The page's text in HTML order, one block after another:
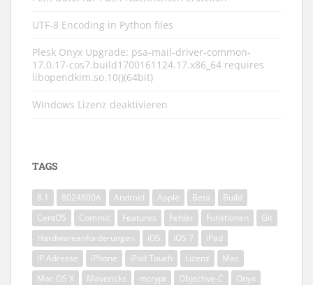
UTF-8 Encoding in Python files
Plesk Onyx Upgrade: psa-mail-driver-common-
17.0.17-cos7.build1700161124.17.x86_64 requires
libopendkim.so.10()(64bit)
Windows Lizenz deaktivieren
TAGS
8.1 8024800A Android Apple Beta
Build
CentOS
Commit Features Fehler Funktionen
Git
Hardwareanforderungen
iOS iOS 7
iPad
IP Adresse
iPhone iPod Touch Lizenz
Mac
Mac OS X
Mavericks mcrypt Objective-C Onyx